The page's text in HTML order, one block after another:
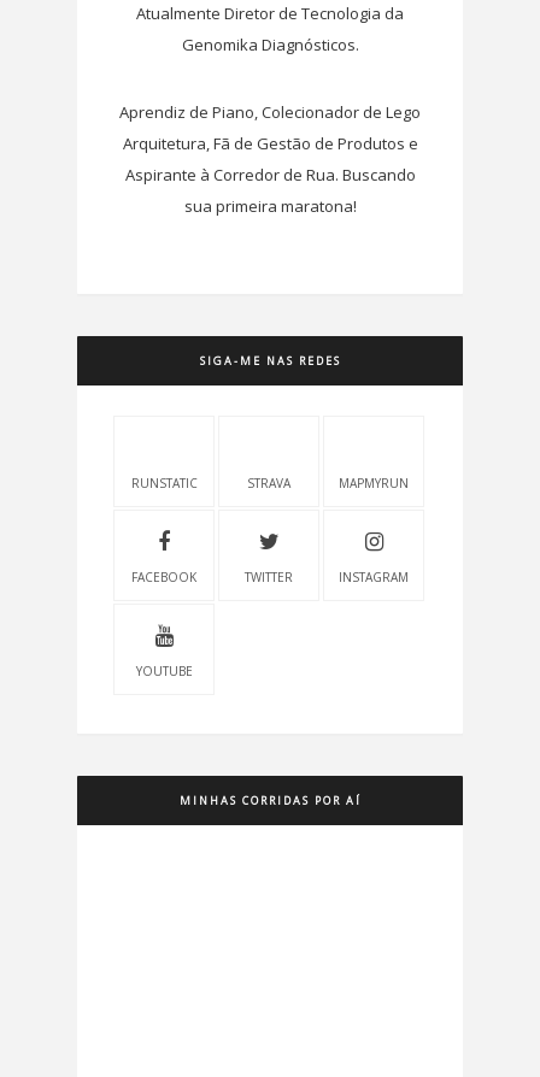
Atualmente Diretor de Tecnologia da
Genomika Diagnósticos.
Aprendiz de Piano, Colecionador de Lego
Arquitetura, Fã de Gestão de Produtos e
Aspirante à Corredor de Rua. Buscando
sua primeira maratona!
SIGA-ME NAS REDES
RUNSTATIC STRAVA MAPMYRUN
FACEBOOK TWITTER INSTAGRAM
YOUTUBE
MINHAS CORRIDAS POR AÍ